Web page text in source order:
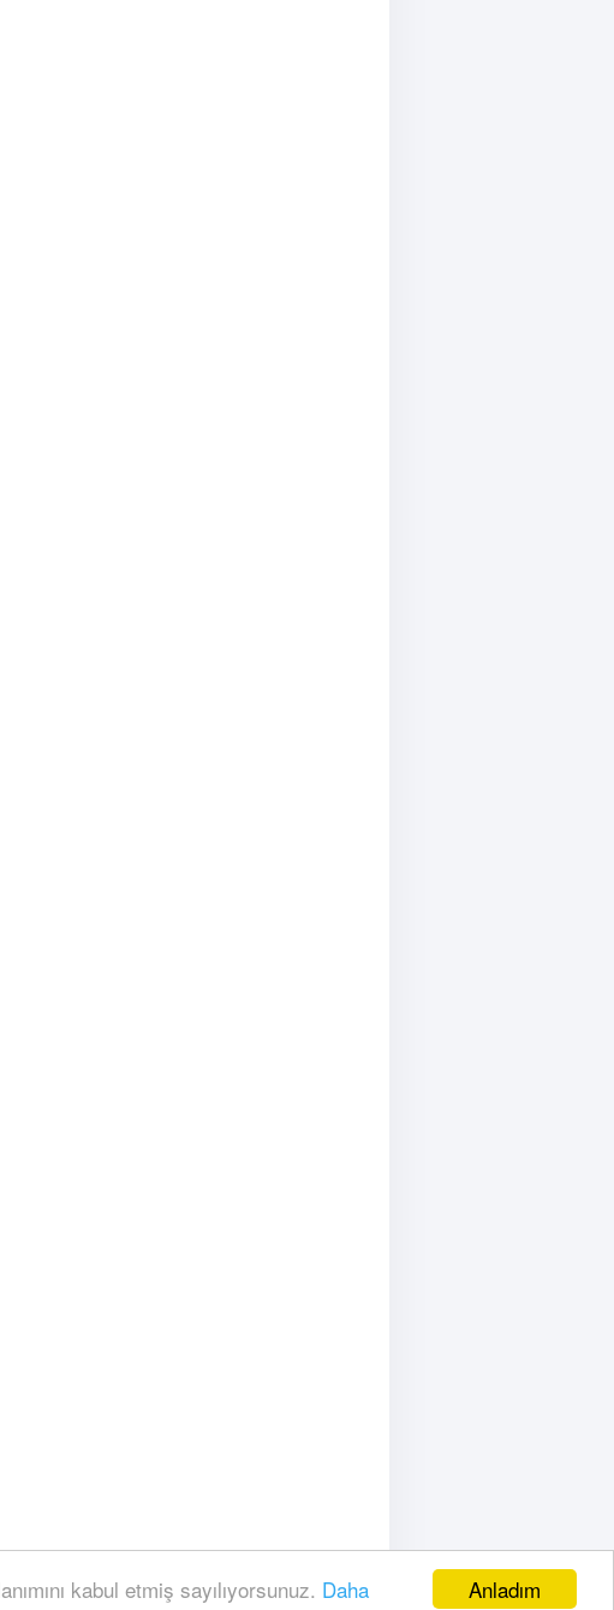
Anladım
kabul etmiş sayılıyorsunuz. Daha